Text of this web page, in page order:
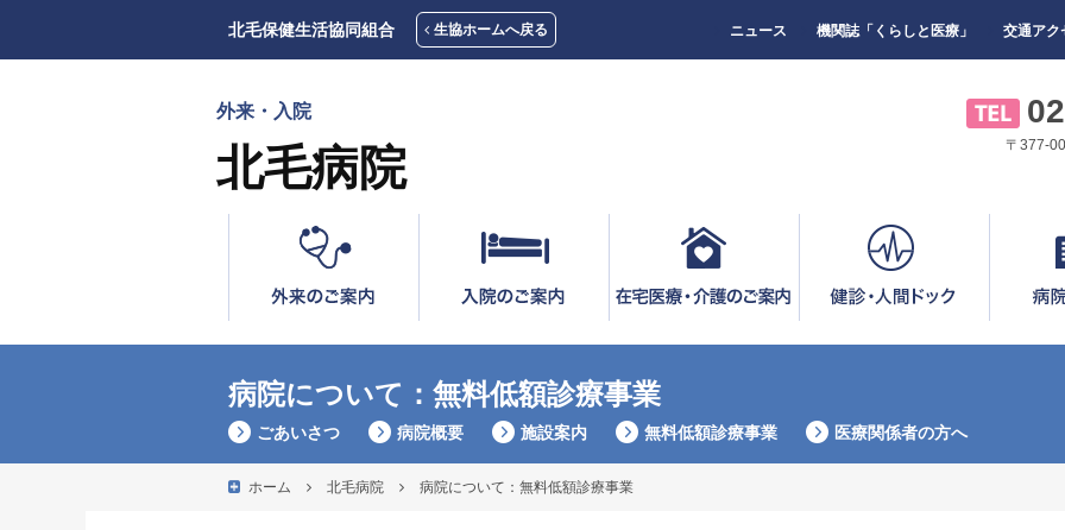
北毛保健生活協同組合 生協ホームへ戻る ニュース 機関誌「くらしと医療」 交通アク
外来・入院
北毛病院 〒377-
病院について：無料低額診療事業
ごあいさつ 病院概要 施設案内 無料低額診療事業 医療関係者の方へ
ホーム 北毛病院 病院について：無料低額診療事業